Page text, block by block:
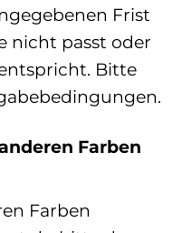
Frist
nicht passt oder
Bitte
Farben
Farben